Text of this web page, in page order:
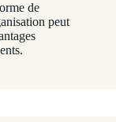
de
peut